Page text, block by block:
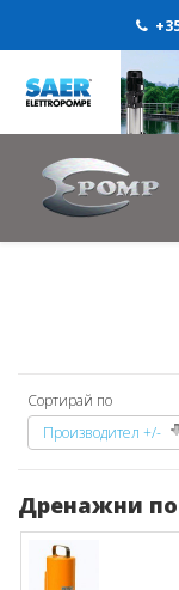
Сортирай по
Производител +/-
Дренажни